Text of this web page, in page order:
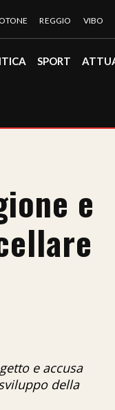
REGGIO VIBO
SPORT
e
e accusa
della